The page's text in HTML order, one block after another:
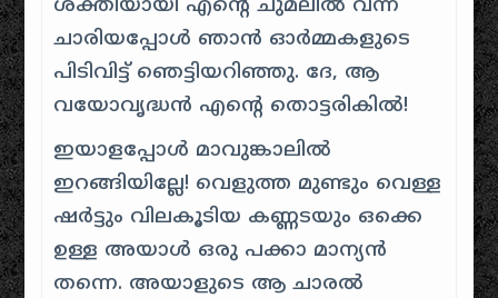
ശക്തിയായി എന്റെ ചുമലില്‍ വന്ന്
ചാരിയപ്പോള്‍ ഞാന്‍ ഓര്‍‌മ്മകളുടെ
പിടിവിട്ട് ഞെട്ടിയറിഞ്ഞു. ദേ, ആ
വയോവൃദ്ധന്‍ എന്റെ തൊട്ടരികില്‍!
ഇയാളപ്പോള്‍ മാവുങ്കാലില്‍
ഇറങ്ങിയില്ലേ! വെളുത്ത മുണ്ടും വെള്ള
ഷര്‍‌ട്ടും വിലകൂടിയ കണ്ണടയും ഒക്കെ
ഉള്ള അയാള്‍ ഒരു പക്കാ മാന്യന്‍
തന്നെ. അയാളുടെ ആ ചാരല്‍